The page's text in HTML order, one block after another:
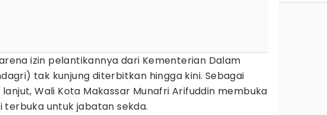
izin pelantikannya dari Kementerian Dalam
tak kunjung diterbitkan hingga kini. Sebagai
Wali Kota Makassar Munafri Arifuddin membuka
terbuka untuk jabatan sekda.